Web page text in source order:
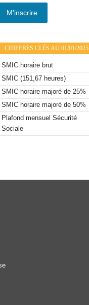
M'inscrire
CHIFFRES CLÉS AU 01/01/2025
SMIC horaire brut
SMIC (151,67 heures)
SMIC horaire majoré de 25%
SMIC horaire majoré de 50%
Plafond mensuel Sécurité
Sociale